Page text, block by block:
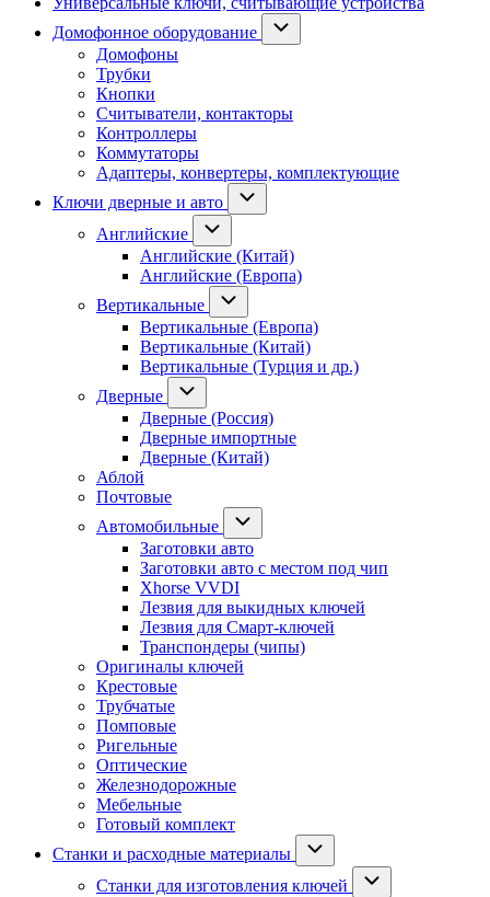
Домофонное оборудование
Домофоны
Трубки
Кнопки
Считыватели, контакторы
Контроллеры
Коммутаторы
Адаптеры, конвертеры, комплектующие
Ключи дверные и авто
Английские
Английские (Китай)
Английские (Европа)
Вертикальные
Вертикальные (Европа)
Вертикальные (Китай)
Вертикальные (Турция и др.)
Дверные
Дверные (Россия)
Дверные импортные
Дверные (Китай)
Аблой
Почтовые
Автомобильные
Заготовки авто
Заготовки авто с местом под чип
Xhorse VVDI
Лезвия для выкидных ключей
Лезвия для Смарт-ключей
Транспондеры (чипы)
Оригиналы ключей
Крестовые
Трубчатые
Помповые
Ригельные
Оптические
Железнодорожные
Мебельные
Готовый комплект
Станки и расходные материалы
Станки для изготовления ключей